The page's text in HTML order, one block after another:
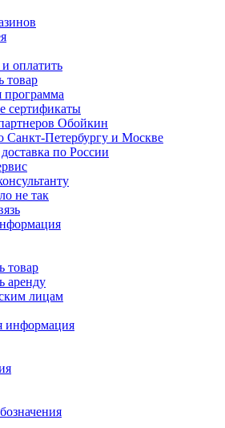
оплатить
товар
программа
сертификаты
Обойкин
Санкт-Петербургу и Москве
по России
не так
товар
аренду
лицам
информация